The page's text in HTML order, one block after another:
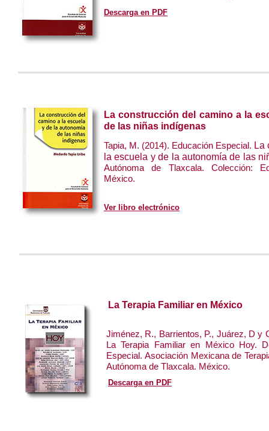
Descarga en PDF
La construcción del camino a la
de las niñas indígenas
Tapia, M. (2014). Educación Especial. La
la escuela y de la autonomía de las
Autónoma de Tlaxcala. Colección:
México.
Ver libro electrónico
La Terapia Familiar en México
Jiménez, R., Barrientos, P., Juárez, D y
La Terapia Familiar en México Hoy.
Especial. Asociación Mexicana de
Autónoma de Tlaxcala. México.
Descarga en PDF